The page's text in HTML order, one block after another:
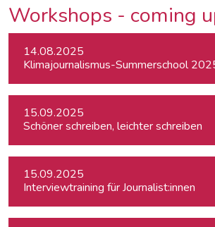
Workshops - coming
14.08.2025
Klimajournalismus-Summerschool
15.09.2025
Schöner schreiben, leichter schreiben
15.09.2025
Interviewtraining für Journalist:innen